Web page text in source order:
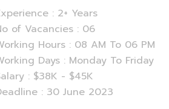
: 2+ Years
of Vacancies : 06
Hours : 08 AM To 06 PM
Days : Monday To Friday
: $38K - $45K
: 30 June 2023